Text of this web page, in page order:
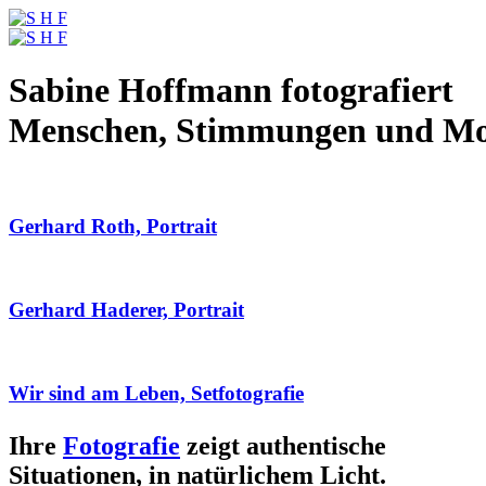
Sabine Hoffmann fotografiert
Menschen, Stimmungen und
Gerhard Roth, Portrait
Gerhard Haderer, Portrait
Wir sind am Leben, Setfotografie
Ihre Fotografie zeigt authentische
Situationen, in natürlichem Licht.